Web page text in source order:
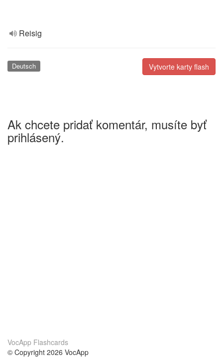
Reisig
Vytvorte karty flash
Deutsch
Ak chcete pridať komentár, musíte byť
prihlásený.
VocApp Flashcards
© Copyright 2026 VocApp